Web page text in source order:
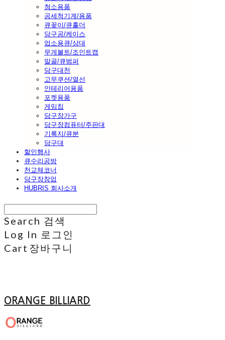
청소용품
공세척기계/용품
큐꽂이/큐홀더
당구공/케이스
업소용큐/상대
무게볼트/조인트캡
말골/큐범퍼
당구대천
고무쿠션/열선
인테리어용품
포켓용품
게임칩
당구장가구
당구장컴퓨터/주판대
기록지/큐분
당구대
할인행사
큐수리공방
천교체코너
당구장창업
HUBRIS 회사소개
Search 검색
Log In 로그인
Cart 장바구니
ORANGE BILLIARD